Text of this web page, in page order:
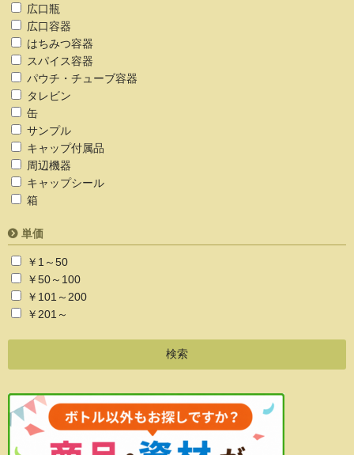
広口瓶
広口容器
はちみつ容器
スパイス容器
パウチ・チューブ容器
タレビン
缶
サンプル
キャップ付属品
周辺機器
キャップシール
箱
単価
￥1～50
￥50～100
￥101～200
￥201～